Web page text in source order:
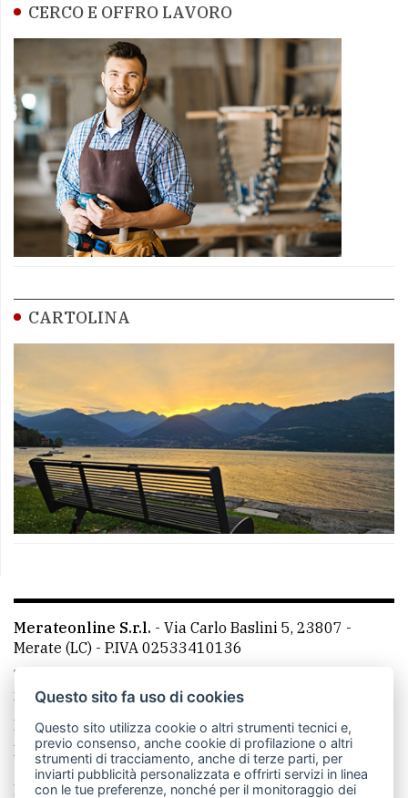
CERCO E OFFRO LAVORO
CARTOLINA
Merateonline S.r.l. - Via Carlo Baslini 5, 23807 -
Merate (LC) - P.IVA 02533410136
Telefono:
mail: redazione@leccoonline.com
La redazione
MerateOnline CasateOnline
RSS
Made by VIP
Privacy policy Cookie policy
Questo sito fa uso di cookies
Questo sito utilizza cookie o altri strumenti tecnici e,
previo consenso, anche cookie di profilazione o altri
strumenti di tracciamento, anche di terze parti, per
inviarti pubblicità personalizzata e offrirti servizi in linea
con le tue preferenze, nonché per il monitoraggio dei